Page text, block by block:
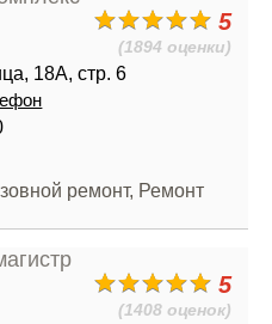
5
(1894 оценки)
18А, стр. 6
ремонт, Ремонт
5
(1408 оценок)